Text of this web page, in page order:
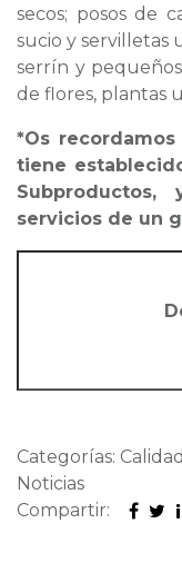
secos; posos de
sucio y servilletas
serrín y
de flores, plantas
*Os
tiene
servicios de un
Categorías:
Noticias
Compartir: